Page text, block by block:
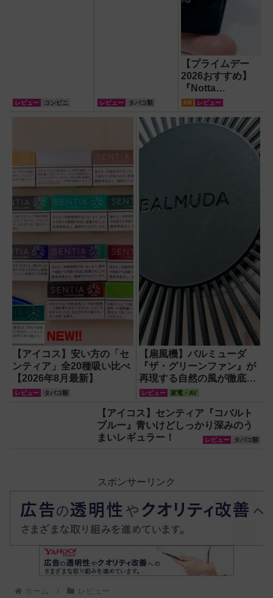
レビュー コンビニ レビュー タバコ類
【プライムデー
2026おすすめ】
『Notta
Memo（ノッタ メ
モ）Type C』録
音からAI自動文字
起こし・翻訳・要
約までこなすAIボ
PR レビュー
【アイコス】安い方の「セ
ンティア」全20種吸い比べ
【2026年8月最新】
レビュー タバコ類
【扇風機】バルミューダ
『ザ・グリーンファン』が
再現する自然の風が徹底し
ている！
レビュー 家電・AV
【アイコス】センティア『コバルト
ブルー』青いけどしっかり深みのう
まいレギュラー！
レビュー タバコ類
スポンサーリンク
ホーム レビュー